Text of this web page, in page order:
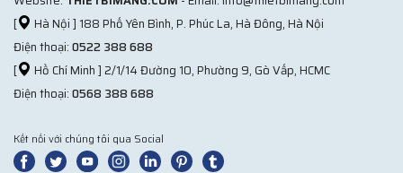
[
Hà Nội ] 188 Phố Yên Bình, P. Phúc La, Hà Đông, Hà Nội
Điện thoại:0522 388 688
[
Hồ Chí Minh ] 2/1/14 Đường 10, Phường 9, Gò Vấp, HCMC
Điện thoại:0568 388 688
Kết nối với chúng tôi qua Social